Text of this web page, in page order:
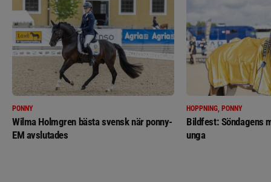
PONNY
Wilma Holmgren bästa svensk när ponny-
EM avslutades
HOPPNING, PONNY
Bildfest: Söndagens
unga